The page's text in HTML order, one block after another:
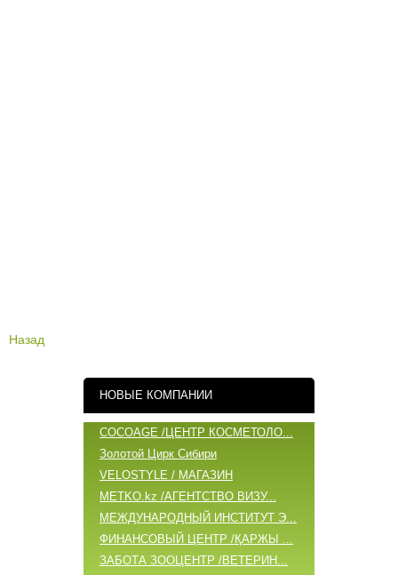
Назад
НОВЫЕ КОМПАНИИ
COCOAGE /ЦЕНТР КОСМЕТОЛО...
Золотой Цирк Сибири
VELOSTYLE / МАГАЗИН
METKO.kz /АГЕНТСТВО ВИЗУ...
МЕЖДУНАРОДНЫЙ ИНСТИТУТ Э...
ФИНАНСОВЫЙ ЦЕНТР /ҚАРЖЫ ...
ЗАБОТА ЗООЦЕНТР /ВЕТЕРИН...